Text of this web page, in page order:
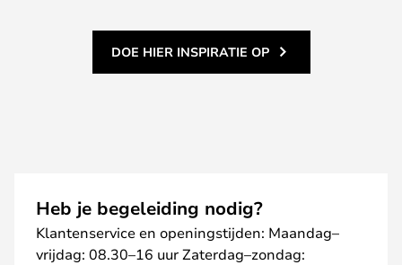
DOE HIER INSPIRATIE OP
Heb je begeleiding nodig?
Klantenservice en openingstijden: Maandag–
vrijdag: 08.30–16 uur Zaterdag–zondag: